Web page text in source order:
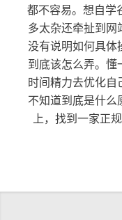
都不容易。想自学
多太杂还牵扯到网
没有说明如何具体
到底该怎么弄。
时间精力去优化自
不知道到底是什
上，找到一家正